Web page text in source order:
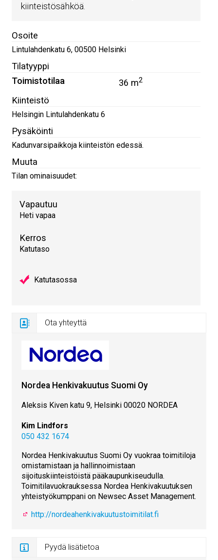
kiinteistösähköä.
Osoite
Lintulahdenkatu 6, 00500 Helsinki
Tilatyyppi
Toimistotilaa
36 m2
Kiinteistö
Helsingin Lintulahdenkatu 6
Pysäköinti
Kadunvarsipaikkoja kiinteistön edessä.
Muuta
Tilan ominaisuudet:
Vapautuu
Heti vapaa
Kerros
Katutaso
Katutasossa
Ota yhteyttä
Nordea Henkivakuutus Suomi Oy
Aleksis Kiven katu 9, Helsinki 00020 NORDEA
Kim Lindfors
050 432 1674
Nordea Henkivakuutus Suomi Oy vuokraa toimitiloja
omistamistaan ja hallinnoimistaan
sijoituskiinteistöistä pääkaupunkiseudulla.
Toimitilavuokrauksessa Nordea Henkivakuutuksen
yhteistyökumppani on Newsec Asset Management.
http://nordeahenkivakuutustoimitilat.fi
Pyydä lisätietoa